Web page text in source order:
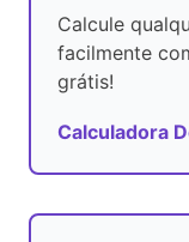
Calcule
facilmente
grátis!
Calculadora